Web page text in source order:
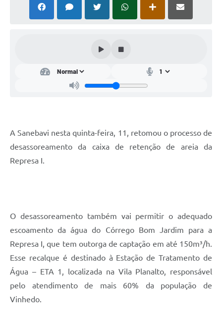
A Sanebavi nesta quinta-feira, 11, retomou o processo de
desassoreamento da caixa de retenção de areia da
Represa I.
O desassoreamento também vai permitir o adequado
escoamento da água do Córrego Bom Jardim para a
Represa I, que tem outorga de captação em até 150m³/h.
Esse recalque é destinado à Estação de Tratamento de
Água – ETA 1, localizada na Vila Planalto, responsável
pelo atendimento de mais 60% da população de
Vinhedo.